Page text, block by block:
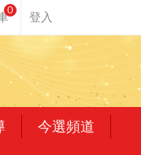
0
今選頻道